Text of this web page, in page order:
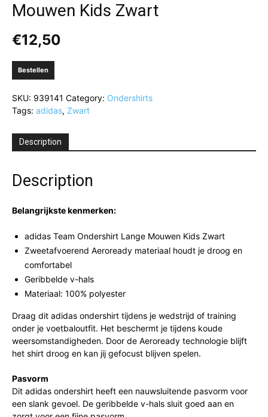
Mouwen Kids Zwart
€12,50
Bestellen
SKU: 939141 Category: Ondershirts
Tags: adidas, Zwart
Description
Description
Belangrijkste kenmerken:
adidas Team Ondershirt Lange Mouwen Kids Zwart
Zweetafvoerend Aeroready materiaal houdt je droog en
comfortabel
Geribbelde v-hals
Materiaal: 100% polyester
Draag dit adidas ondershirt tijdens je wedstrijd of training
onder je voetbaloutfit. Het beschermt je tijdens koude
weersomstandigheden. Door de Aeroready technologie blijft
het shirt droog en kan jij gefocust blijven spelen.
Pasvorm
Dit adidas ondershirt heeft een nauwsluitende pasvorm voor
een slank gevoel. De geribbelde v-hals sluit goed aan en